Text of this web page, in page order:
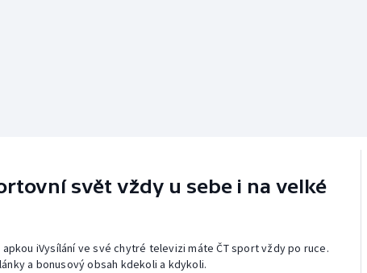
svět vždy u sebe i na velké
apkou iVysílání ve své chytré televizi máte ČT sport vždy po ruce.
a bonusový obsah kdekoli a kdykoli.